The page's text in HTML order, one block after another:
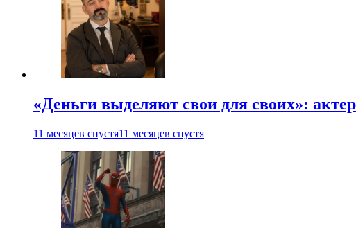
«Деньги выделяют свои для своих»:
11 месяцев спустя11 месяцев спустя